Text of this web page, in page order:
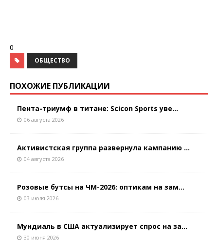
0
ОБЩЕСТВО
ПОХОЖИЕ ПУБЛИКАЦИИ
Пента-триумф в титане: Scicon Sports уве...
06 августа 2026
Активистская группа развернула кампанию ...
04 августа 2026
Розовые бутсы на ЧМ-2026: оптикам на зам...
03 июля 2026
Мундиаль в США актуализирует спрос на за...
30 июня 2026